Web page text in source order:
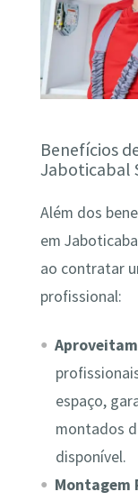
Benefícios
Jaboticabal
Além dos
em
ao contratar
profissional:
espaço,
montados
disponível.
Montagem